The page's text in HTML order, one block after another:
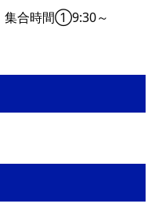
集合時間①9:30～